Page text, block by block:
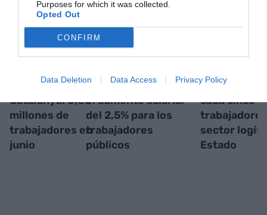
Purposes for which it was collected.
Opted Out
CONFIRM
Data Deletion Data Access Privacy Policy
16 años en
Catalunya: 3,83
millones de
trabajadores en
junio
espanyol aprobará
el aumento salarial
del 2,5% para los
trabajadores
públicos
concentra
cada cinco
sector
Estado